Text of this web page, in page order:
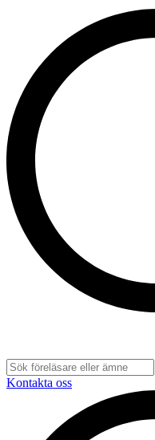
Kontakta oss